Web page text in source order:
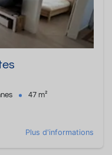
47 m²
Plus d'informations